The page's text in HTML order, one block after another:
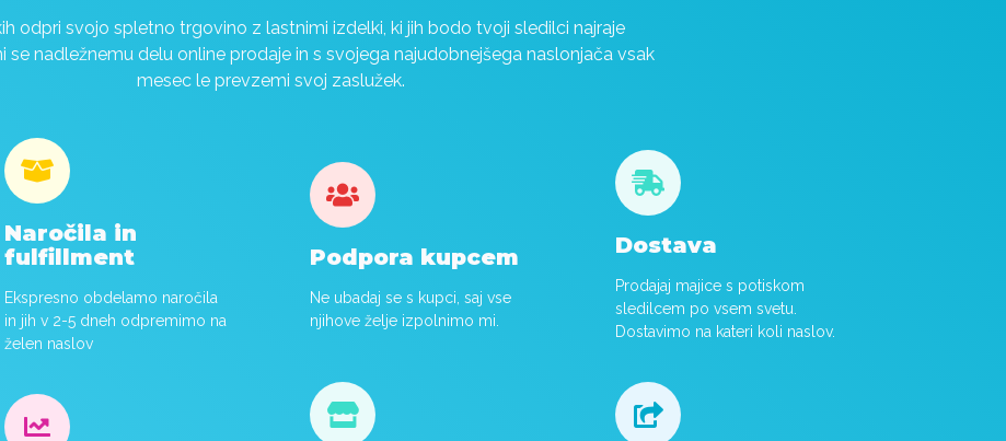
odpri svojo spletno trgovino z lastnimi izdelki, ki jih bodo tvoji sledilci najraje
se nadležnemu delu online prodaje in s svojega najudobnejšega naslonjača vsak
mesec le prevzemi svoj zaslužek.

Naročila in
fulfillment
Ekspresno obdelamo naročila
in jih v 2-5 dneh odpremimo na
želen naslov

Podpora kupcem
Ne ubadaj se s kupci, saj vse
njihove želje izpolnimo mi.

Dostava
Prodajaj majice s potiskom
sledilcem po vsem svetu.
Dostavimo na kateri koli naslov.
  